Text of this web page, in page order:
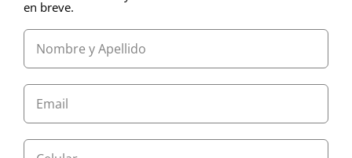
en breve.